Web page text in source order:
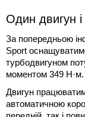
Один двигун
За попередньою
Sport
турбодвигуном
моментом 349 Н·м.
Двигун
автоматичною